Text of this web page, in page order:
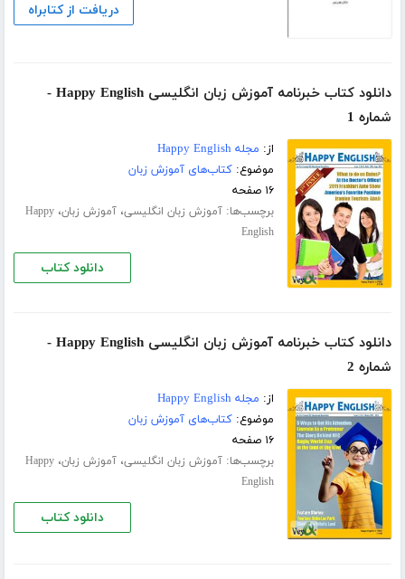
دریافت از کتابراه
دانلود کتاب خبرنامه آموزش زبان انگلیسی Happy English -
شماره 1
از: مجله Happy English
موضوع:کتاب‌های آموزش زبان
۱۶ صفحه
برچسب‌ها:آموزش زبان انگلیسی،آموزش زبان،Happy
English
دانلود کتاب
دانلود کتاب خبرنامه آموزش زبان انگلیسی Happy English -
شماره 2
از: مجله Happy English
موضوع:کتاب‌های آموزش زبان
۱۶ صفحه
برچسب‌ها:آموزش زبان انگلیسی،آموزش زبان،Happy
English
دانلود کتاب